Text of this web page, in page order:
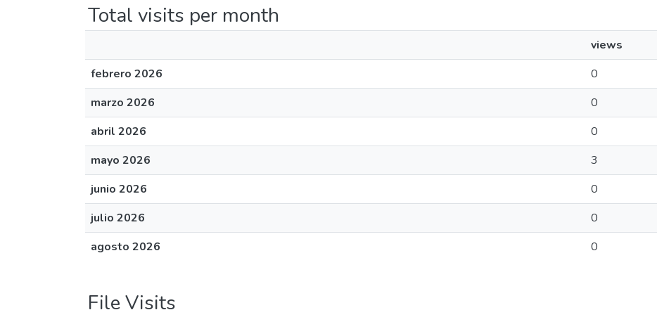
Total visits per month
views
febrero 2026
0
marzo 2026
0
abril 2026
0
mayo 2026
3
junio 2026
0
julio 2026
0
agosto 2026
0
File Visits